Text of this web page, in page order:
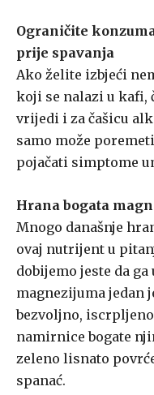
Ograničite
prije spavanja
Ako želite izbjeći
koji se nalazi u kafi,
vrijedi i za čašicu
samo može
pojačati simptome
Hrana bogata
Mnogo današnje
ovaj nutrijent u
dobijemo jeste da
magnezijuma jedan
bezvoljno,
namirnice bogate
zeleno lisnato
spanać.